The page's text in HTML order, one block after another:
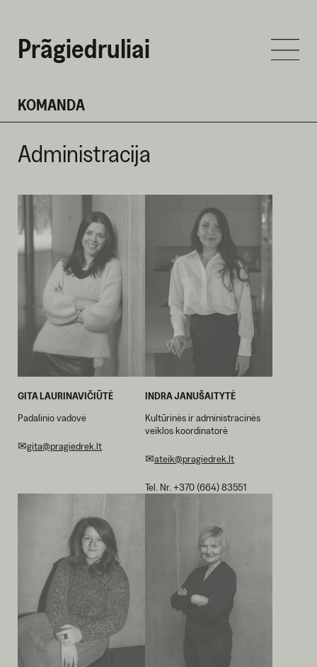
Prãgiedruliai
KOMANDA
Administracija
GITA LAURINAVIČIŪTĖ
Padalinio vadovė
✉gita@pragiedrek.lt
INDRA JANUŠAITYTĖ
Kultūrinės ir administracinės
veiklos koordinatorė
✉ateik@pragiedrek.lt
Tel. Nr. +370 (664) 83551